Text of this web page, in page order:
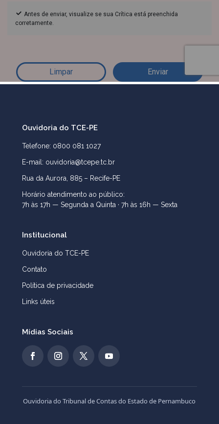
Ouvidoria do TCE-PE
Telefone: 0800 081 1027
E-mail: ouvidoria@tcepe.tc.br
Rua da Aurora, 885 – Recife-PE
Horário atendimento ao público:
7h às 17h — Segunda a Quinta · 7h às 16h — Sexta
Institucional
Ouvidoria do TCE-PE
Contato
Política de privacidade
Links úteis
Mídias Sociais
Ouvidoria do Tribunal de Contas do Estado de Pernambuco